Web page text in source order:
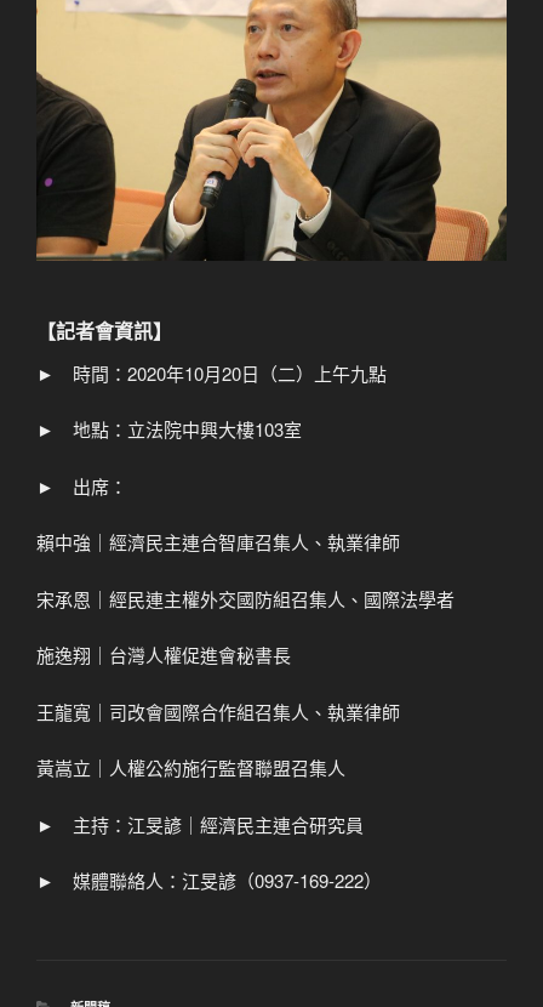
【記者會資訊】
► 時間：2020年10月20日（二）上午九點
► 地點：立法院中興大樓103室
► 出席：
賴中強｜經濟民主連合智庫召集人、執業律師
宋承恩｜經民連主權外交國防組召集人、國際法學者
施逸翔｜台灣人權促進會秘書長
王龍寬｜司改會國際合作組召集人、執業律師
黃嵩立｜人權公約施行監督聯盟召集人
► 主持：江旻諺｜經濟民主連合研究員
► 媒體聯絡人：江旻諺（0937-169-222）